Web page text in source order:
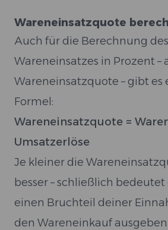
Wareneinsatzquote
Auch für die Berechnung des
Wareneinsatzes in Prozent –
Wareneinsatzquote – gibt es
Formel:
Wareneinsatzquote =
Umsatzerlöse
Je kleiner die
besser – schließlich bedeutet
einen Bruchteil deiner
den Wareneinkauf